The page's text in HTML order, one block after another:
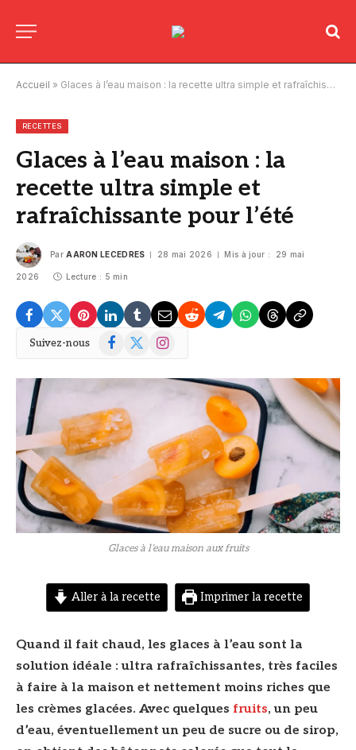
Accueil » Glaces à l’eau maison : la recette ultra simple et rafraîchissante pour l’été
RECETTES
Glaces à l’eau maison : la
recette ultra simple et
rafraîchissante pour l’été
Par AARON LECEDRES 28 mai 2026 Mis à jour : 29 mai
2026 Lecture : 5 min
Suivez-nous Facebook
X
Instagram
© DR
Glaces à l’eau maison aux fruits
Aller à la recette Imprimer la recette
Quand il fait chaud, les glaces à l’eau sont la
solution idéale : ultra rafraîchissantes, très faciles
à faire à la maison et nettement moins riches que
les crèmes glacées. Avec quelques fruits, un peu
d’eau, éventuellement un peu de sucre ou de sirop,